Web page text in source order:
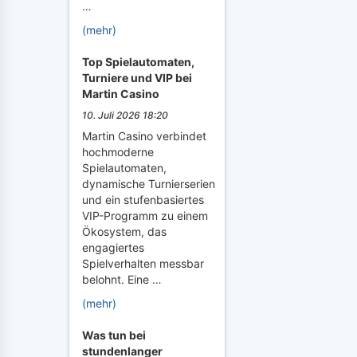
…
(mehr)
Top Spielautomaten,
Turniere und VIP bei
Martin Casino
10. Juli 2026 18:20
Martin Casino verbindet
hochmoderne
Spielautomaten,
dynamische Turnierserien
und ein stufenbasiertes
VIP-Programm zu einem
Ökosystem, das
engagiertes
Spielverhalten messbar
belohnt. Eine …
(mehr)
Was tun bei
stundenlanger